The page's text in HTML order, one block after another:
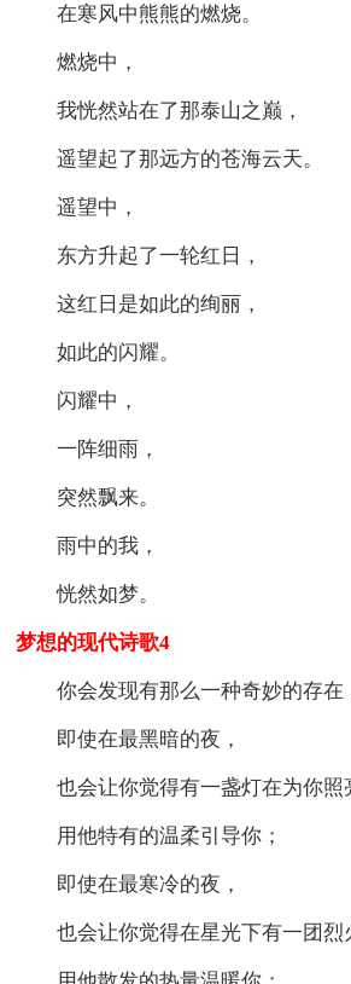
在寒风中熊熊的燃烧。
燃烧中，
我恍然站在了那泰山之巅，
遥望起了那远方的苍海云天。
遥望中，
东方升起了一轮红日，
这红日是如此的绚丽，
如此的闪耀。
闪耀中，
一阵细雨，
突然飘来。
雨中的我，
恍然如梦。
梦想的现代诗歌4
你会发现有那么一种奇妙的存在
即使在最黑暗的夜，
也会让你觉得有一盏灯在为你照
用他特有的温柔引导你；
即使在最寒冷的夜，
也会让你觉得在星光下有一团烈